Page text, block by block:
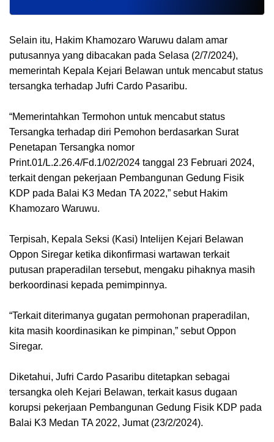
Selain itu, Hakim Khamozaro Waruwu dalam amar
putusannya yang dibacakan pada Selasa (2/7/2024),
memerintah Kepala Kejari Belawan untuk mencabut status
tersangka terhadap Jufri Cardo Pasaribu.
“Memerintahkan Termohon untuk mencabut status
Tersangka terhadap diri Pemohon berdasarkan Surat
Penetapan Tersangka nomor
Print.01/L.2.26.4/Fd.1/02/2024 tanggal 23 Februari 2024,
terkait dengan pekerjaan Pembangunan Gedung Fisik
KDP pada Balai K3 Medan TA 2022,” sebut Hakim
Khamozaro Waruwu.
Terpisah, Kepala Seksi (Kasi) Intelijen Kejari Belawan
Oppon Siregar ketika dikonfirmasi wartawan terkait
putusan praperadilan tersebut, mengaku pihaknya masih
berkoordinasi kepada pemimpinnya.
“Terkait diterimanya gugatan permohonan praperadilan,
kita masih koordinasikan ke pimpinan,” sebut Oppon
Siregar.
Diketahui, Jufri Cardo Pasaribu ditetapkan sebagai
tersangka oleh Kejari Belawan, terkait kasus dugaan
korupsi pekerjaan Pembangunan Gedung Fisik KDP pada
Balai K3 Medan TA 2022, Jumat (23/2/2024).